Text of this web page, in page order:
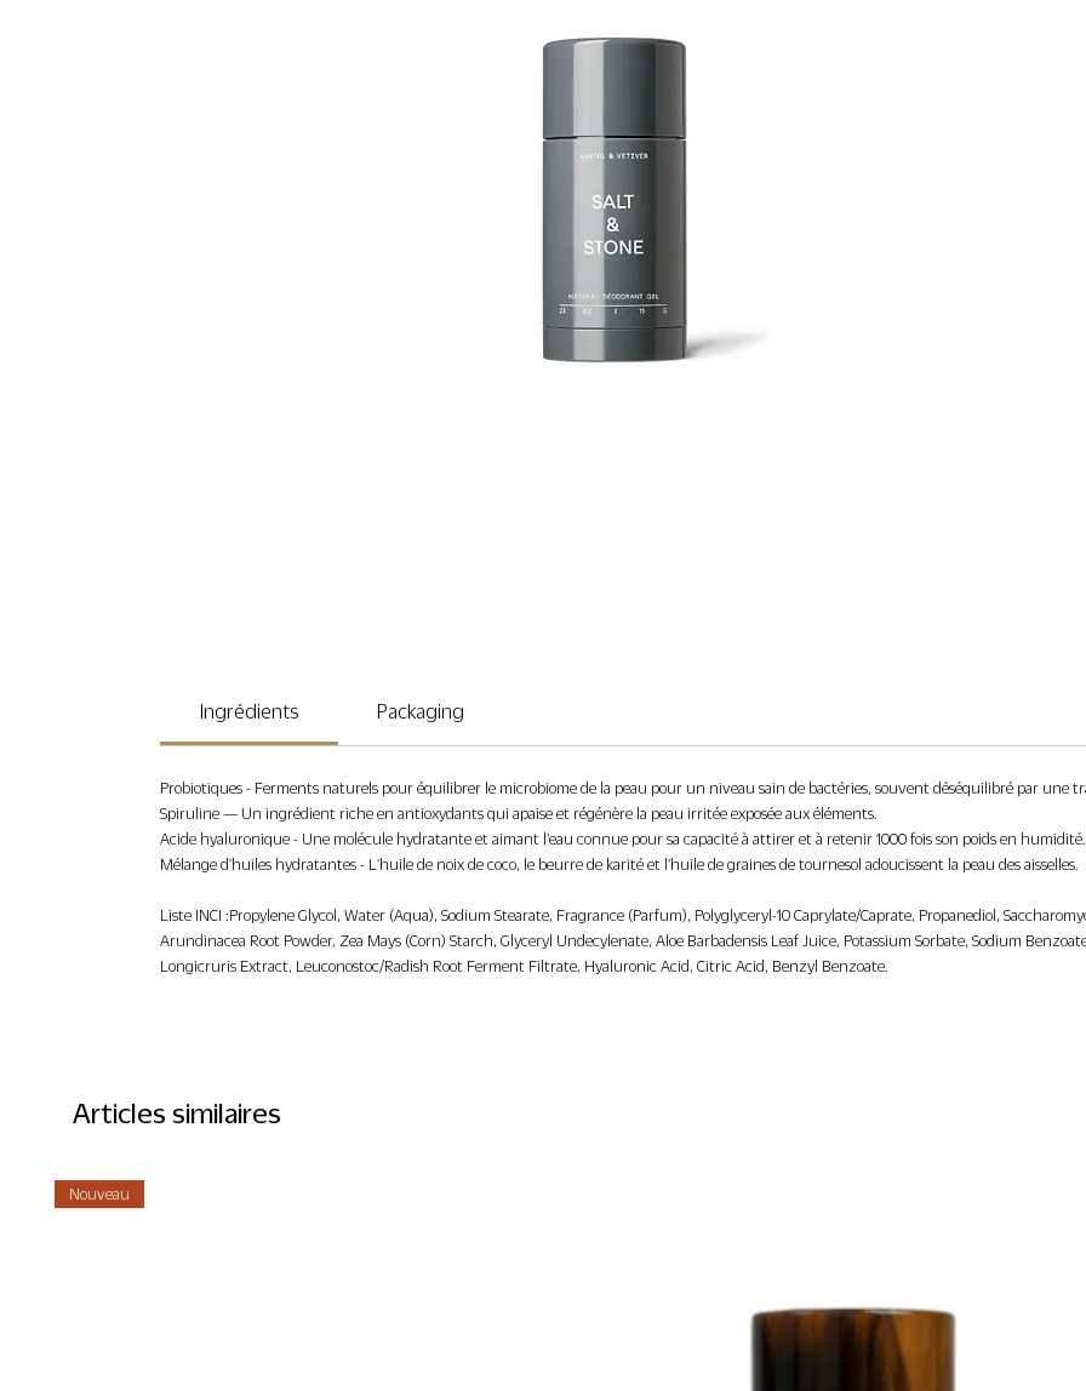
Ingrédients Packaging
Probiotiques - Ferments naturels pour équilibrer le microbiome de la peau pour un niveau sain de bactéries, souvent déséquilibré par une
Spiruline — Un ingrédient riche en antioxydants qui apaise et régénère la peau irritée exposée aux éléments.
Acide hyaluronique - Une molécule hydratante et aimant l'eau connue pour sa capacité à attirer et à retenir 1000 fois son poids en humidité.
Mélange d'huiles hydratantes - L'huile de noix de coco, le beurre de karité et l'huile de graines de tournesol adoucissent la peau des aisselles.
Liste INCI : Propylene Glycol, Water (Aqua), Sodium Stearate, Fragrance (Parfum), Polyglyceryl-10 Caprylate/Caprate, Propanediol,
Arundinacea Root Powder, Zea Mays (Corn) Starch, Glyceryl Undecylenate, Aloe Barbadensis Leaf Juice, Potassium Sorbate, Sodium
Longicruris Extract, Leuconostoc/Radish Root Ferment Filtrate, Hyaluronic Acid, Citric Acid, Benzyl Benzoate.
Articles similaires
Nouveau